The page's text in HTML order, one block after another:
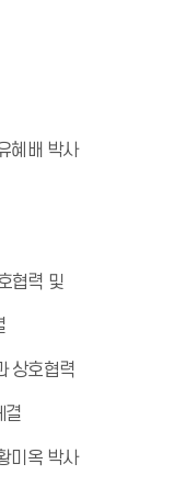
혜배 박사
협력 및
상호협력
결
미옥 박사